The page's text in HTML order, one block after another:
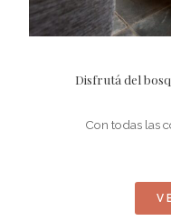
Disfrutá del
Con todas las